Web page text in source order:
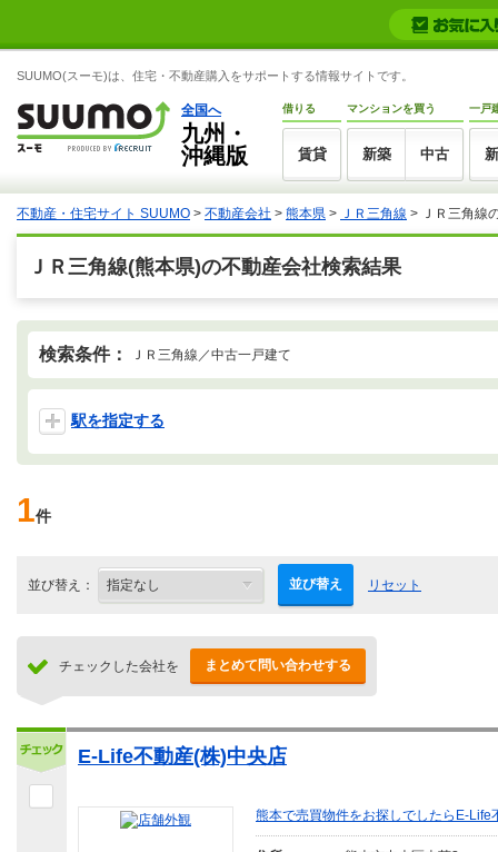
SUUMO(スーモ)は、住宅・不動産購入をサポートする情報サイトです。
全国へ
九州・
沖縄版
借りる
賃貸
マンションを買う
新築 中古
一戸
不動産・住宅サイト SUUMO > 不動産会社 > 熊本県 > ＪＲ三角線 > ＪＲ三角線
ＪＲ三角線(熊本県)の不動産会社検索結果
検索条件： ＪＲ三角線／中古一戸建て
駅を指定する
1件
並び替え： 並び替え リセット
チェックした会社を まとめて問い合わせする
E-Life不動産(株)中央店
熊本で売買物件をお探しでしたらE-Life